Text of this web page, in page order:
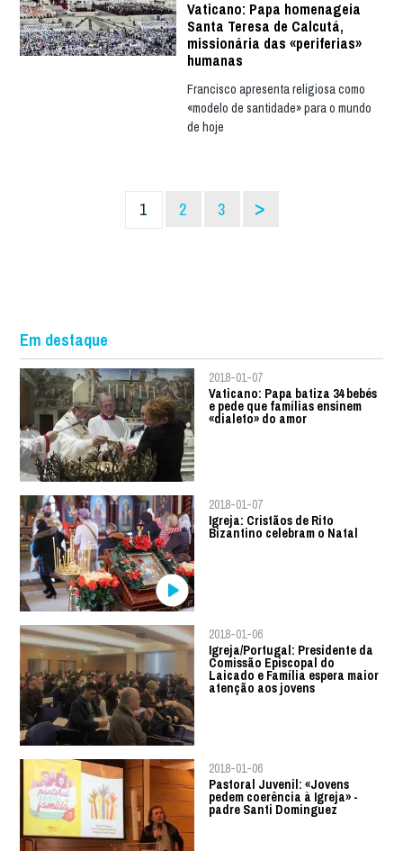
Vaticano: Papa homenageia
Santa Teresa de Calcutá,
missionária das «periferias»
humanas
Francisco apresenta religiosa como
«modelo de santidade» para o mundo
de hoje
1 2 3 >
Em destaque
2018-01-07
Vaticano: Papa batiza 34 bebés
e pede que famílias ensinem
«dialeto» do amor
2018-01-07
Igreja: Cristãos de Rito
Bizantino celebram o Natal
2018-01-06
Igreja/Portugal: Presidente da
Comissão Episcopal do
Laicado e Família espera maior
atenção aos jovens
2018-01-06
Pastoral Juvenil: «Jovens
pedem coerência à Igreja» -
padre Santi Dominguez